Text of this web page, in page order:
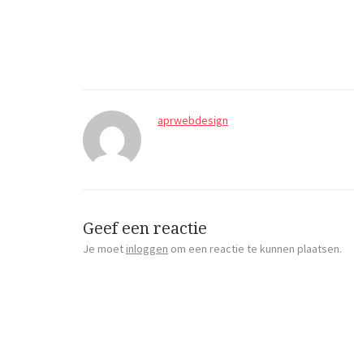
aprwebdesign
Geef een reactie
Je moet inloggen om een reactie te kunnen plaatsen.